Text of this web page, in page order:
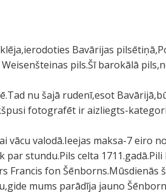
Bavārijas
pils.Šī barokālā
nu šajā rudenī,esot
fotografēt ir aizliegts-
vācu valodā.Ieejas maksa-7 eiro
stundu.Pils celta 1711.gadā.Pili
Francis fon Šēnborns.Mūsdienās
mums parādīja jauno